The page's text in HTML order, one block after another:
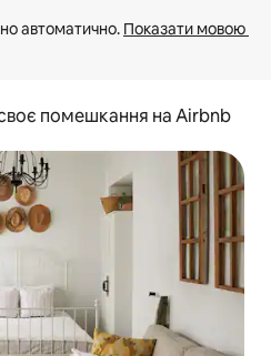
автоматично. Показати мовою
помешкання на Airbnb